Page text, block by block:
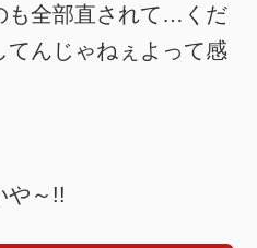
も全部直されて…くだ
てんじゃねぇよって感
や～!!